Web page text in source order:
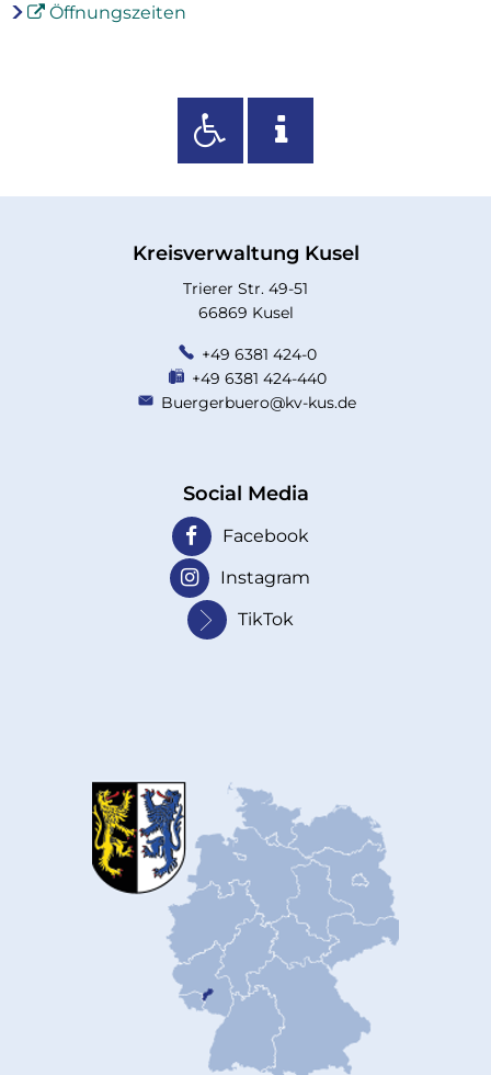
Öffnungszeiten
Kreisverwaltung Kusel
Trierer Str. 49-51
66869 Kusel
+49 6381 424-0
+49 6381 424-440
Buergerbuero@kv-kus.de
Social Media
Facebook
Instagram
TikTok